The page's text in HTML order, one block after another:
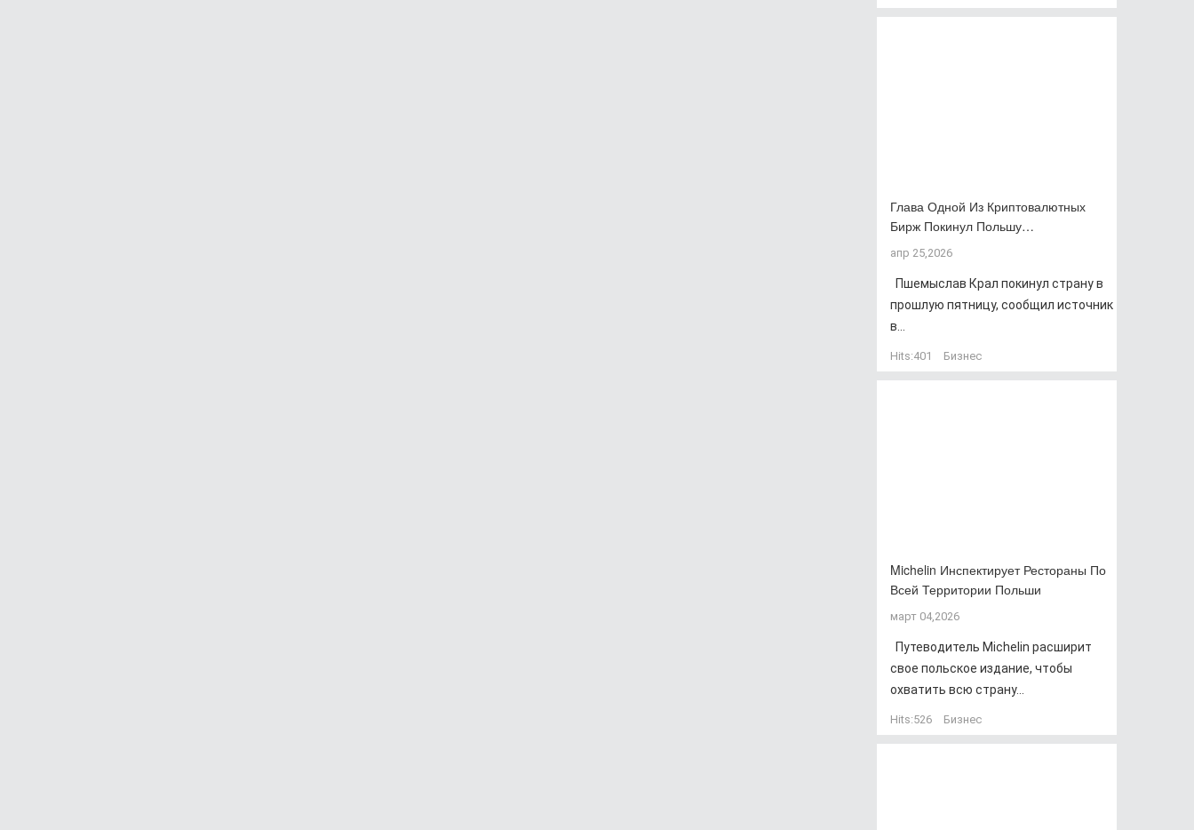
Глава Одной Из Криптовалютных
Бирж Покинул Польшу…
апр 25,2026
Пшемыслав Крал покинул страну в
прошлую пятницу, сообщил источник
в...
Hits:401 Бизнес
Michelin Инспектирует Рестораны По
Всей Территории Польши
март 04,2026
Путеводитель Michelin расширит
свое польское издание, чтобы
охватить всю страну...
Hits:526 Бизнес